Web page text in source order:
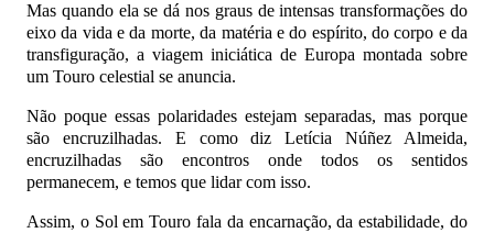
Mas quando ela se dá nos graus de intensas transformações do
eixo da vida e da morte, da matéria e do espírito, do corpo e da
transfiguração, a viagem iniciática de Europa montada sobre
um Touro celestial se anuncia.
Não poque essas polaridades estejam separadas, mas porque
são encruzilhadas. E como diz Letícia Núñez Almeida,
encruzilhadas são encontros onde todos os sentidos
permanecem, e temos que lidar com isso.
Assim, o Sol em Touro fala da encarnação, da estabilidade, do